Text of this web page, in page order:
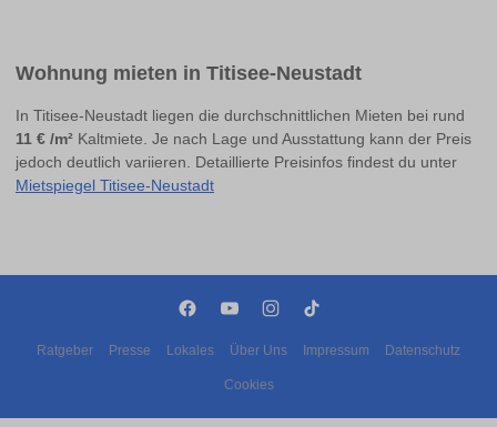
Wohnung mieten in Titisee-Neustadt
In Titisee-Neustadt liegen die durchschnittlichen Mieten bei rund
11 € /m² Kaltmiete. Je nach Lage und Ausstattung kann der Preis
jedoch deutlich variieren. Detaillierte Preisinfos findest du unter
Mietspiegel Titisee-Neustadt
Ratgeber Presse Lokales Über Uns Impressum Datenschutz
Cookies